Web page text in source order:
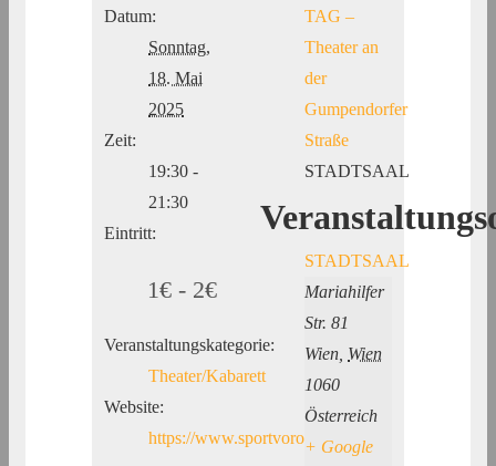
Datum:
Sonntag,
18. Mai
2025
Zeit:
19:30 -
21:30
Eintritt:
1€ - 2€
Veranstaltungskategorie:
Theater/Kabarett
Website:
https://www.sportvorort.at/
TAG –
Theater an
der
Gumpendorfer
Straße
STADTSAAL
STADTSAAL
Mariahilfer
Str. 81
Wien Wien
1060
Österreich
+ Google